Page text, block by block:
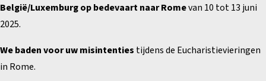
België/Luxemburg op bedevaart naar Romevan 10 tot 13 juni
2025.
We baden voor uw misintenties tijdens de Eucharistievieringen
in Rome.